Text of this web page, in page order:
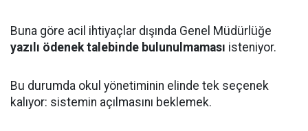
Buna göre acil ihtiyaçlar dışında Genel Müdürlüğe
yazılı ödenek talebinde bulunulmaması isteniyor.
Bu durumda okul yönetiminin elinde tek seçenek
kalıyor: sistemin açılmasını beklemek.